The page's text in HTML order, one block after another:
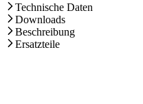
Technische Daten
Downloads
Beschreibung
Ersatzteile